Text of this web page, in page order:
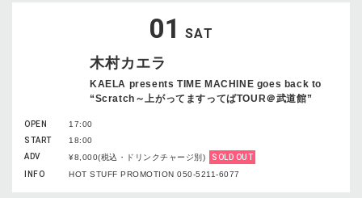
01 SAT
木村カエラ
KAELA presents TIME MACHINE goes back to
“Scratch～上がってますってばTOUR＠武道館”
OPEN
17:00
START
18:00
ADV
¥8,000(税込・ドリンクチャージ別)
SOLD OUT
INFO
HOT STUFF PROMOTION 050-5211-6077